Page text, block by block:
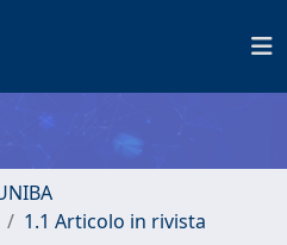
1.1 Articolo in rivista